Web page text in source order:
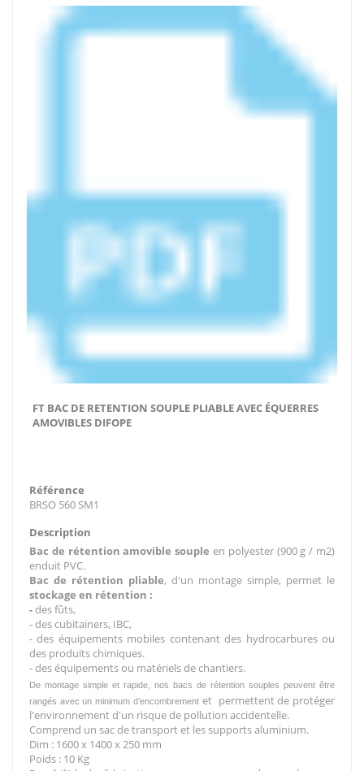
FT BAC DE RETENTION SOUPLE PLIABLE AVEC ÉQUERRES
AMOVIBLES DIFOPE
Référence
BRSO 560 SM1
Description
Bac de rétention amovible souple en polyester (900 g / m2)
enduit PVC.
Bac de rétention pliable, d'un montage simple, permet le
stockage en rétention :
-des fûts,
- des cubitainers, IBC,
- des équipements mobiles contenant des hydrocarbures ou
des produits chimiques.
- des équipements ou matériels de chantiers.
De montage simple et rapide, nos bacs de rétention souples peuvent être
rangés avec un minimum d’encombrement et permettent de protéger
l'environnement d'un risque de pollution accidentelle.
Comprend un sac de transport et les supports aluminium.
Dim : 1600 x 1400 x 250 mm
Poids : 10 Kg